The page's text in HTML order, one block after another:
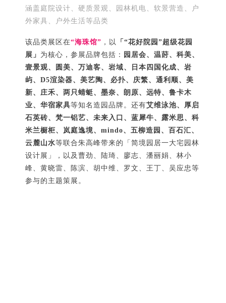
涵盖庭院设计、硬质景观、园林机电、软景营造、户
外家具、户外生活等品类
该品类展区在“海珠馆” ，以
「“花好院园”超级花园
展」 为核心，参展品牌包括： 园居会、温莳、科美、
壹景观、圆美、万迪客、岩域、日本四国化成、岩
屿、D5渲染器、美艺陶、必扑、庆繁、通利顺、美
新、庄禾、两只蜻蜓、墨奈、朗原、远特、鲁卡木
业、 华宿家具等知名造园品牌。还有艾维泳池、厚启
石英砖、梵一铝艺、未来入口、蓝犀牛、露米思、科
米兰橱柜、岚庭逸境、mindo、五柳造园、百石汇、
云麓山水等联合朱高峰带来的「简境园居一大宅园林
设计展」，以及曹劲、陆琦、廖志、潘丽娟、林小
峰、黄晓雷、陈滨、胡中维、罗文、王丁、吴应忠等
参与的主题策展。